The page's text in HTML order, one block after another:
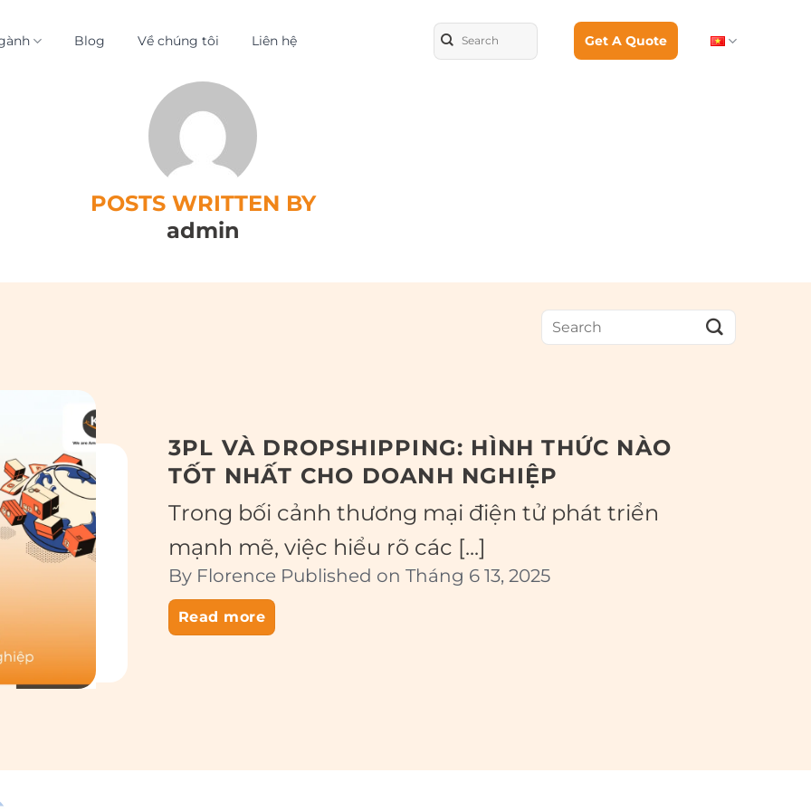
Blog Về chúng tôi Liên hệ Get A Quote
POSTS WRITTEN BY
admin
3PL VÀ DROPSHIPPING: HÌNH THỨC NÀO
TỐT NHẤT CHO DOANH NGHIỆP
By Florence Published on Tháng 6 13, 2025
Trong bối cảnh thương mại điện tử phát triển
mạnh mẽ, việc hiểu rõ các [...]
Read more